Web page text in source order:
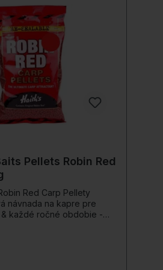
Pellets Robin Red
Red Carp Pellety
návnada na kapre pre
každé ročné obdobie -